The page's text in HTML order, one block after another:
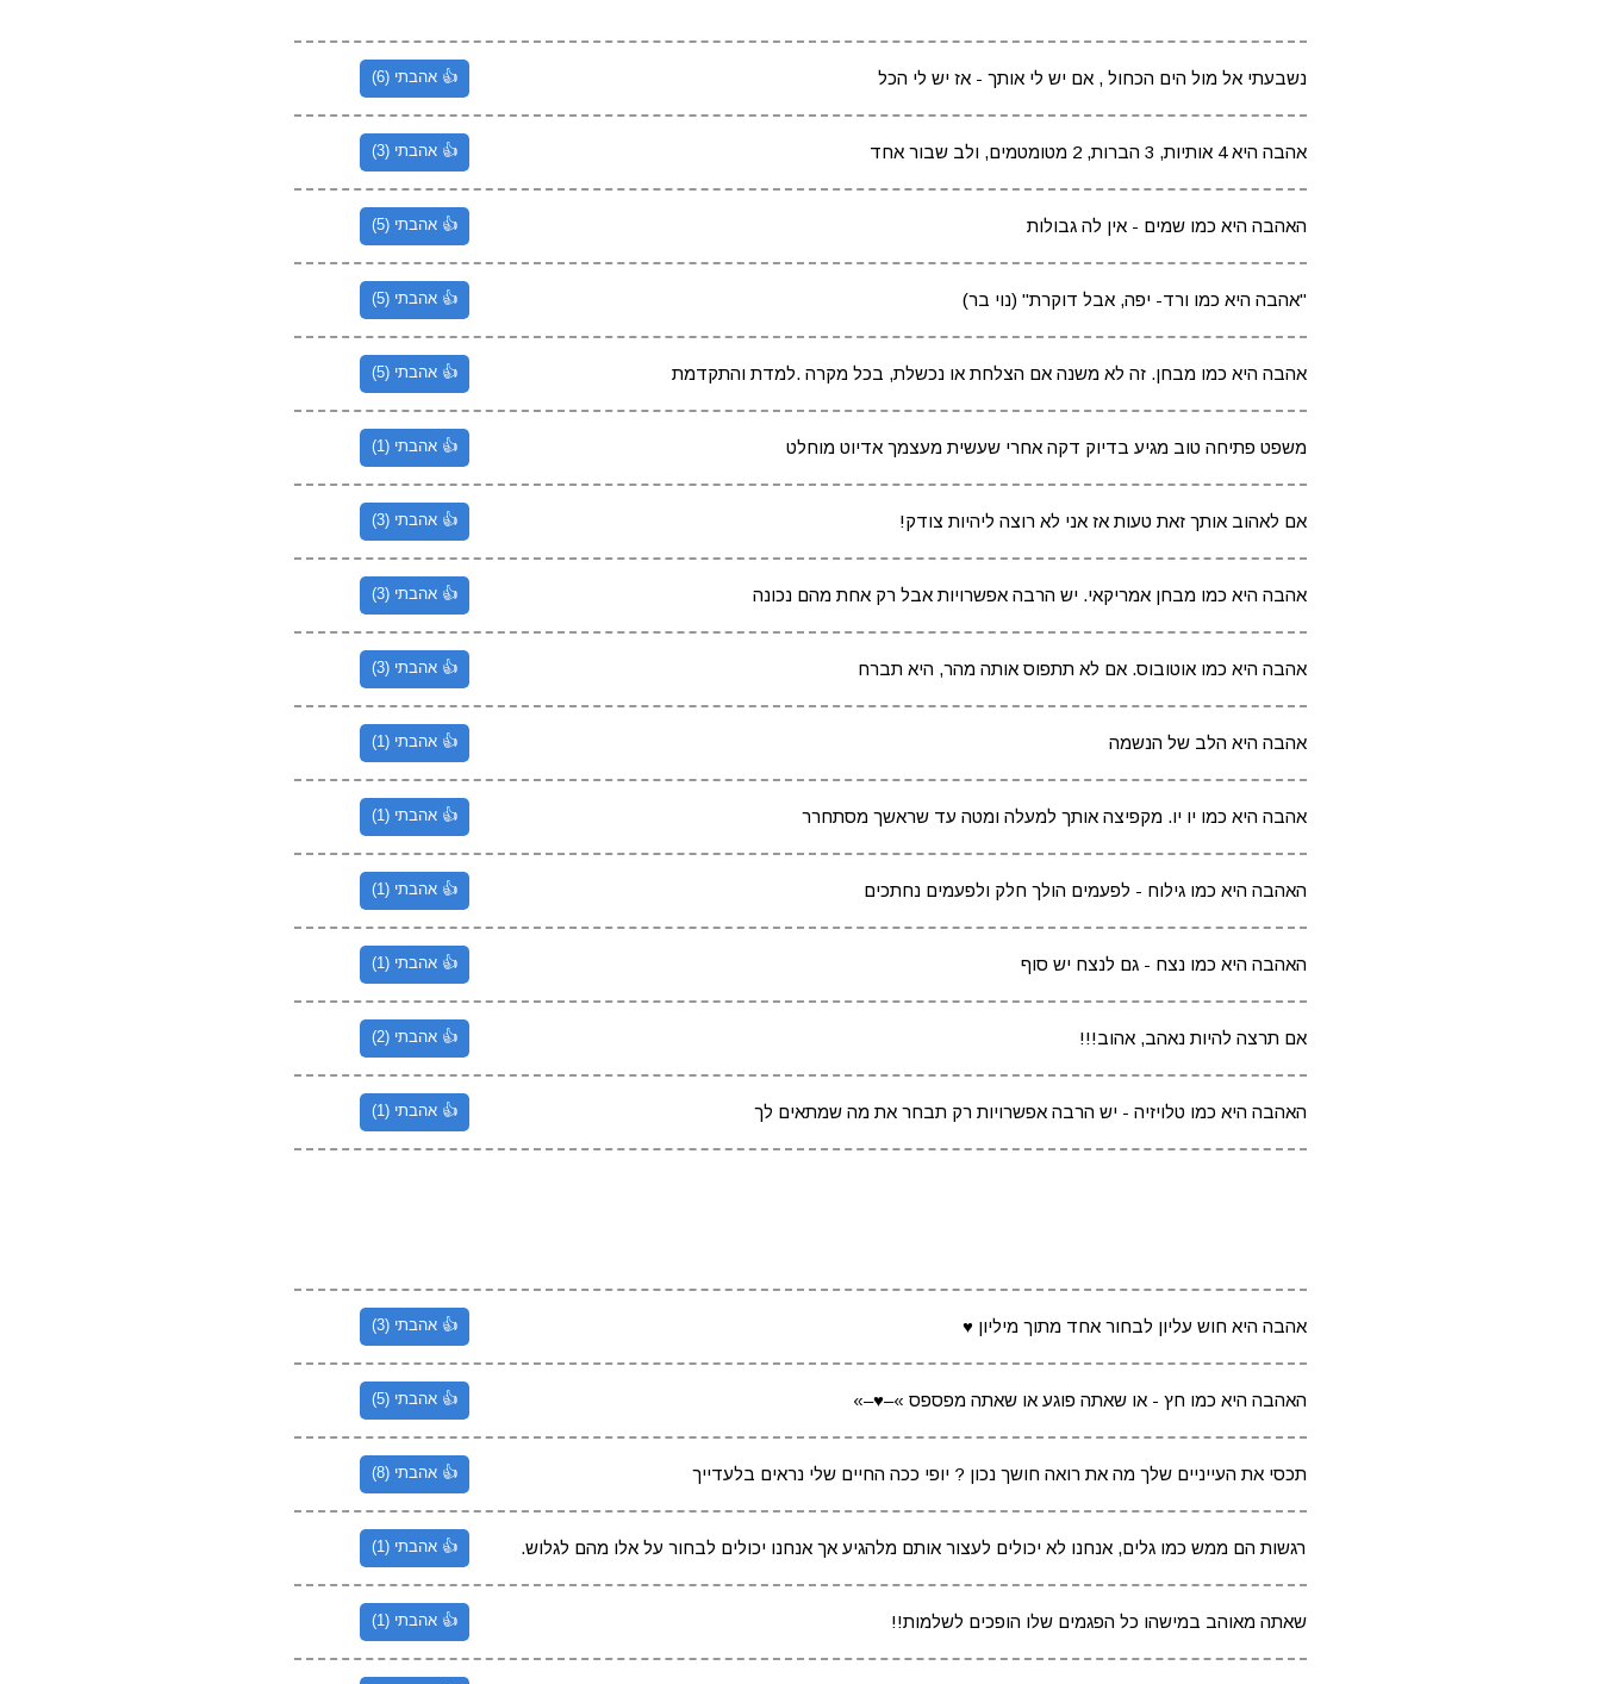
נשבעתי אל מול הים הכחול , אם יש לי אותך - אז יש לי הכל 👍 אהבתי (6)
אהבה היא 4 אותיות, 3 הברות, 2 מטומטמים, ולב שבור אחד 👍 אהבתי (3)
האהבה היא כמו שמים - אין לה גבולות 👍 אהבתי (5)
"אהבה היא כמו ורד- יפה, אבל דוקרת" (נוי בר) 👍 אהבתי (5)
אהבה היא כמו מבחן. זה לא משנה אם הצלחת או נכשלת, בכל מקרה .למדת והתקדמת 👍 אהבתי (5)
משפט פתיחה טוב מגיע בדיוק דקה אחרי שעשית מעצמך אדיוט מוחלט 👍 אהבתי (1)
אם לאהוב אותך זאת טעות אז אני לא רוצה ליהיות צודק! 👍 אהבתי (3)
אהבה היא כמו מבחן אמריקאי. יש הרבה אפשרויות אבל רק אחת מהם נכונה 👍 אהבתי (3)
אהבה היא כמו אוטובוס. אם לא תתפוס אותה מהר, היא תברח 👍 אהבתי (3)
אהבה היא הלב של הנשמה 👍 אהבתי (1)
אהבה היא כמו יו יו. מקפיצה אותך למעלה ומטה עד שראשך מסתחרר 👍 אהבתי (1)
האהבה היא כמו גילוח - לפעמים הולך חלק ולפעמים נחתכים 👍 אהבתי (1)
האהבה היא כמו נצח - גם לנצח יש סוף 👍 אהבתי (1)
אם תרצה להיות נאהב, אהוב!!! 👍 אהבתי (2)
האהבה היא כמו טלויזיה - יש הרבה אפשרויות רק תבחר את מה שמתאים לך 👍 אהבתי (1)
אהבה היא חוש עליון לבחור אחד מתוך מיליון ♥ 👍 אהבתי (3)
האהבה היא כמו חץ - או שאתה פוגע או שאתה מפספס »–♥–» 👍 אהבתי (5)
תכסי את העייניים שלך מה את רואה חושך נכון ? יופי ככה החיים שלי נראים בלעדייך 👍 אהבתי (8)
רגשות הם ממש כמו גלים, אנחנו לא יכולים לעצור אותם מלהגיע אך אנחנו יכולים לבחור על אלו מהם לגלוש. 👍 אהבתי (1)
שאתה מאוהב במישהו כל הפגמים שלו הופכים לשלמות!! 👍 אהבתי (1)